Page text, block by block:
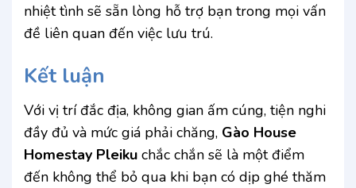
nhiệt tình sẽ sẵn lòng hỗ trợ bạn trong mọi vấn
đề liên quan đến việc lưu trú.
Kết luận
Với vị trí đắc địa, không gian ấm cúng, tiện nghi
đầy đủ và mức giá phải chăng, Gào House
Homestay Pleiku chắc chắn sẽ là một điểm
đến không thể bỏ qua khi bạn có dịp ghé thăm